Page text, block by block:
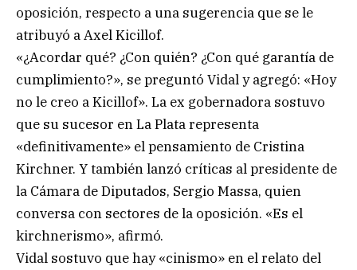
oposición, respecto a una sugerencia que se le
atribuyó a Axel Kicillof.
«¿Acordar qué? ¿Con quién? ¿Con qué garantía de
cumplimiento?», se preguntó Vidal y agregó: «Hoy
no le creo a Kicillof». La ex gobernadora sostuvo
que su sucesor en La Plata representa
«definitivamente» el pensamiento de Cristina
Kirchner. Y también lanzó críticas al presidente de
la Cámara de Diputados, Sergio Massa, quien
conversa con sectores de la oposición. «Es el
kirchnerismo», afirmó.
Vidal sostuvo que hay «cinismo» en el relato del